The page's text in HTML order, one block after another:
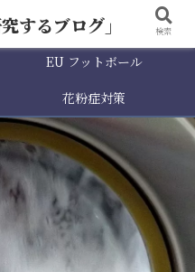
EU フットボール
花粉症対策
するブログ」 検索